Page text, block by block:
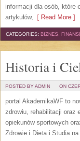
informacji dla osób, które
artykułów, [ Read More ]
CATEGORIES: BIZNES,
Historia i
POSTED BY ADMIN ON
portal AkademikaWF to
zdrowiu, rehabilitacji oraz
opiekunów sportowych
Zdrowie i Dieta i Studia